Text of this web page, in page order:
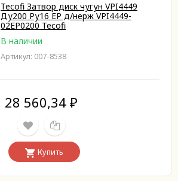
Tecofi Затвор диск чугун VPI4449
Ду200 Ру16 EP д/нерж VPI4449-
02EP0200 Tecofi
В наличии
Артикул: 007-8538
28 560,34 ₽
Купить